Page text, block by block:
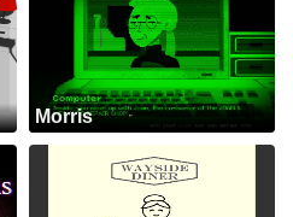
Morris